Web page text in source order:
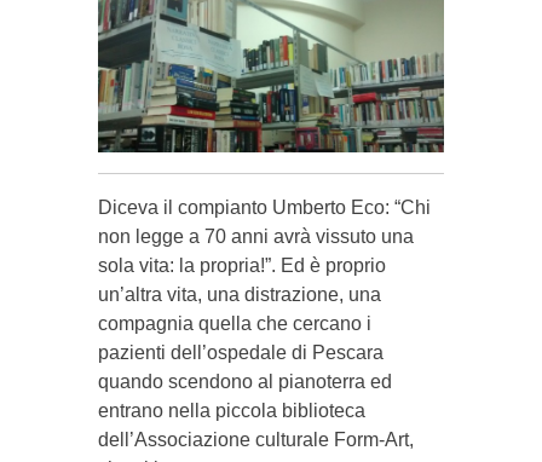
Diceva il compianto Umberto Eco: “Chi
non legge a 70 anni avrà vissuto una
sola vita: la propria!”. Ed è proprio
un’altra vita, una distrazione, una
compagnia quella che cercano i
pazienti dell’ospedale di Pescara
quando scendono al pianoterra ed
entrano nella piccola biblioteca
dell’Associazione culturale Form-Art,